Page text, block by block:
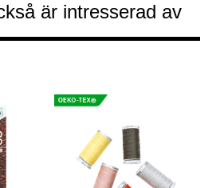
är intresserad av